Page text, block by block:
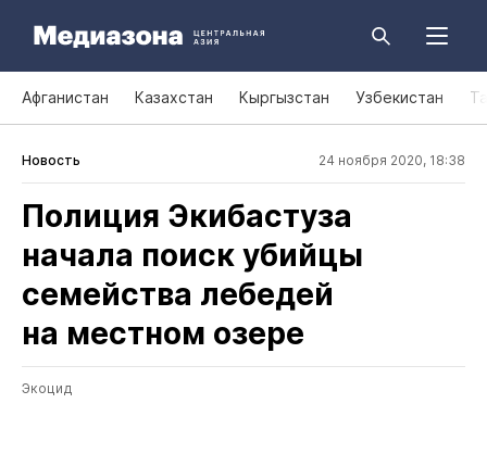
Афганистан Казахстан Кыргызстан Узбекистан
Новость 24 ноября 2020, 18:38
Полиция Экибастуза
начала поиск убийцы
семейства лебедей
на местном озере
Экоцид